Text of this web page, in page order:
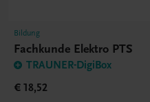
Bildung
Fachkunde Elektro PTS
TRAUNER-DigiBox
€ 18,52